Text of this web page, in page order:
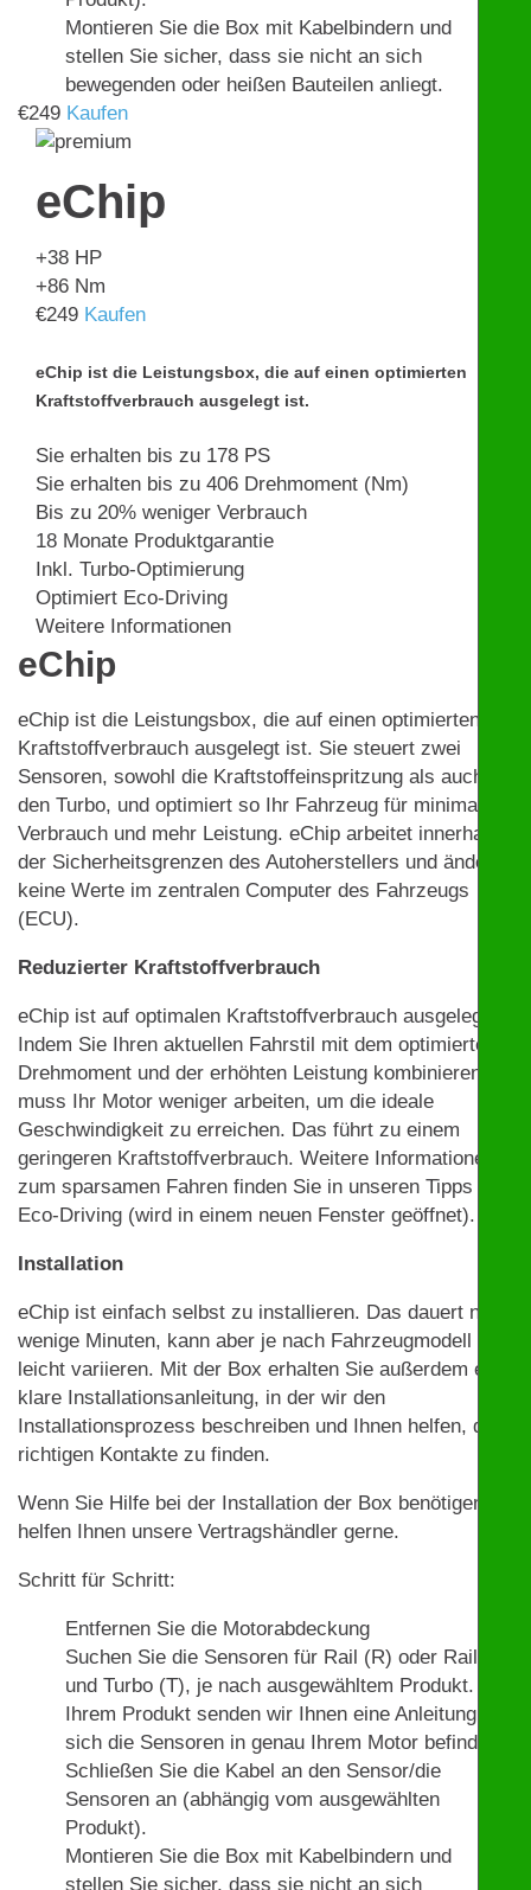
Montieren Sie die Box mit Kabelbindern und
stellen Sie sicher, dass sie nicht an sich
bewegenden oder heißen Bauteilen anliegt.
€249 Kaufen
eChip
+38 HP
+86 Nm
€249 Kaufen
eChip ist die Leistungsbox, die auf einen optimierten
Kraftstoffverbrauch ausgelegt ist.
Sie erhalten bis zu 178 PS
Sie erhalten bis zu 406 Drehmoment (Nm)
Bis zu 20% weniger Verbrauch
18 Monate Produktgarantie
Inkl. Turbo-Optimierung
Optimiert Eco-Driving
Weitere Informationen
eChip
eChip ist die Leistungsbox, die auf einen optimierten
Kraftstoffverbrauch ausgelegt ist. Sie steuert zwei
Sensoren, sowohl die Kraftstoffeinspritzung als auch
den Turbo, und optimiert so Ihr Fahrzeug für minimalen
Verbrauch und mehr Leistung. eChip arbeitet innerhalb
der Sicherheitsgrenzen des Autoherstellers und ändert
keine Werte im zentralen Computer des Fahrzeugs
(ECU).
Reduzierter Kraftstoffverbrauch
eChip ist auf optimalen Kraftstoffverbrauch ausgelegt.
Indem Sie Ihren aktuellen Fahrstil mit dem optimierten
Drehmoment und der erhöhten Leistung kombinieren,
muss Ihr Motor weniger arbeiten, um die ideale
Geschwindigkeit zu erreichen. Das führt zu einem
geringeren Kraftstoffverbrauch. Weitere Informationen
zum sparsamen Fahren finden Sie in unseren Tipps zu
Eco-Driving (wird in einem neuen Fenster geöffnet).
Installation
eChip ist einfach selbst zu installieren. Das dauert nur
wenige Minuten, kann aber je nach Fahrzeugmodell
leicht variieren. Mit der Box erhalten Sie außerdem eine
klare Installationsanleitung, in der wir den
Installationsprozess beschreiben und Ihnen helfen, die
richtigen Kontakte zu finden.
Wenn Sie Hilfe bei der Installation der Box benötigen,
helfen Ihnen unsere Vertragshändler gerne.
Schritt für Schritt:
Entfernen Sie die Motorabdeckung
Suchen Sie die Sensoren für Rail (R) oder Rail (R)
und Turbo (T), je nach ausgewähltem Produkt. Mit
Ihrem Produkt senden wir Ihnen eine Anleitung, wo
sich die Sensoren in genau Ihrem Motor befinden.
Schließen Sie die Kabel an den Sensor/die
Sensoren an (abhängig vom ausgewählten
Produkt).
Montieren Sie die Box mit Kabelbindern und
stellen Sie sicher, dass sie nicht an sich